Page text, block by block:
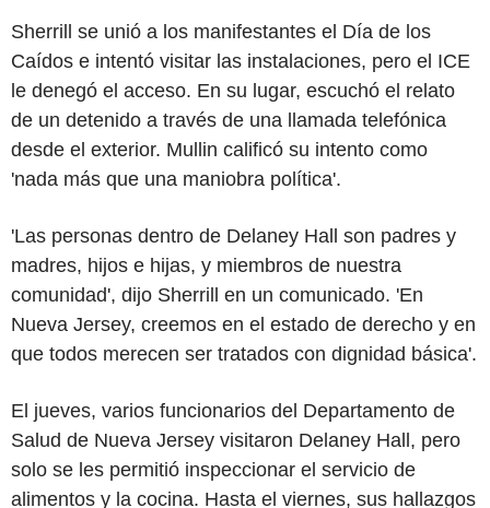
Sherrill se unió a los manifestantes el Día de los
Caídos e intentó visitar las instalaciones, pero el ICE
le denegó el acceso. En su lugar, escuchó el relato
de un detenido a través de una llamada telefónica
desde el exterior. Mullin calificó su intento como
'nada más que una maniobra política'.
'Las personas dentro de Delaney Hall son padres y
madres, hijos e hijas, y miembros de nuestra
comunidad', dijo Sherrill en un comunicado. 'En
Nueva Jersey, creemos en el estado de derecho y en
que todos merecen ser tratados con dignidad básica'.
El jueves, varios funcionarios del Departamento de
Salud de Nueva Jersey visitaron Delaney Hall, pero
solo se les permitió inspeccionar el servicio de
alimentos y la cocina. Hasta el viernes, sus hallazgos